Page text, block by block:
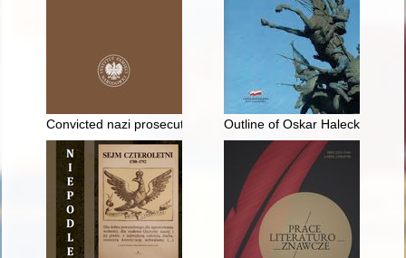
Convicted nazi prosecutor : the 1950 case of Josef Abbott
Outline of Oskar Halecki's